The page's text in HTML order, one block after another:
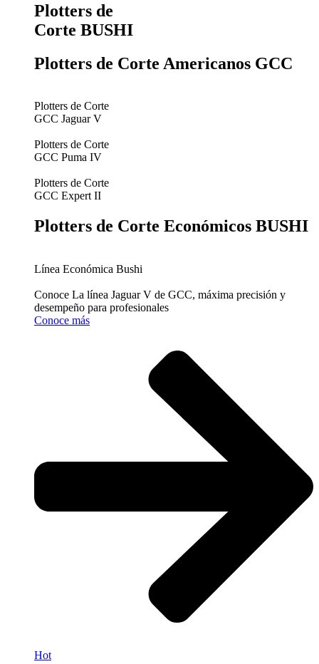
Plotters de
Corte BUSHI
Plotters de Corte Americanos GCC
Plotters de Corte
GCC Jaguar V
Plotters de Corte
GCC Puma IV
Plotters de Corte
GCC Expert II
Plotters de Corte Económicos BUSHI
Línea Económica Bushi
Conoce La línea Jaguar V de GCC, máxima precisión y
desempeño para profesionales
Conoce más
Hot